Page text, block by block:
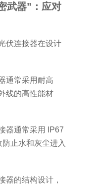
武器”：应对
伏连接器在设计
通常采用耐高
线的高性能材
器通常采用 IP67
止水和灰尘进入
器的结构设计，